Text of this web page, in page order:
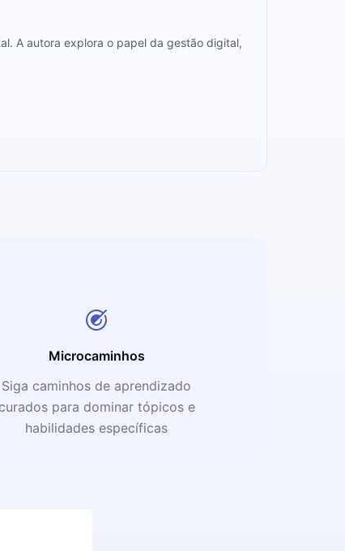
A autora explora o papel da gestão digital,
Microcaminhos
Siga caminhos de aprendizado
curados para dominar tópicos e
habilidades específicas